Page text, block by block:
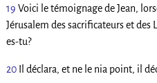
19 Voici le témoignage de Jean,
Jérusalem des sacrificateurs et
es-tu?
20 Il déclara, et ne le nia point, il